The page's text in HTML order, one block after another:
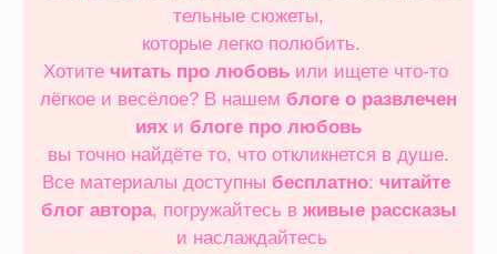
тельные сюжеты,
которые легко полюбить.
Хотите читать про любовь или ищете что‑то
лёгкое и весёлое? В нашем блоге о развлечен
иях и блоге про любовь
вы точно найдёте то, что откликнется в душе.
Все материалы доступны бесплатно: читайте
блог автора, погружайтесь в живые рассказы
и наслаждайтесь